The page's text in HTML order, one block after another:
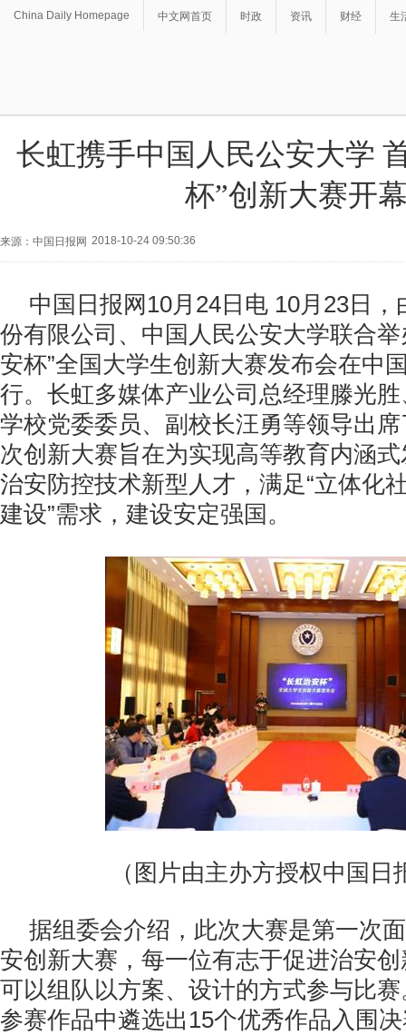
China Daily Homepage 中文网首页 时政 资讯 财经 生
长虹携手中国人民公安大学
杯”创新大赛开
来源：中国日报网 2018-10-24 09:50:36
中国日报网10月24日电 10月23日
份有限公司、中国人民公安大学联合
安杯”全国大学生创新大赛发布会在中
行。长虹多媒体产业公司总经理滕光
学校党委委员、副校长汪勇等领导出
次创新大赛旨在为实现高等教育内涵
治安防控技术新型人才，满足“立体化
建设”需求，建设安定强国。
（图片由主办方授权中国日
据组委会介绍，此次大赛是第一次
安创新大赛，每一位有志于促进治安
可以组队以方案、设计的方式参与比
参赛作品中遴选出15个优秀作品入围